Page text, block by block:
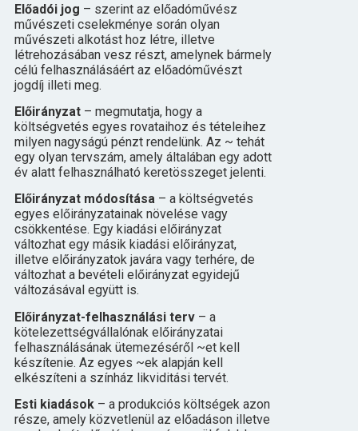
Előadói jog – szerint az előadóművész
művészeti cselekménye során olyan
művészeti alkotást hoz létre, illetve
létrehozásában vesz részt, amelynek bármely
célú felhasználásáért az előadóművészt
jogdíj illeti meg.
Előirányzat – megmutatja, hogy a
költségvetés egyes rovataihoz és tételeihez
milyen nagyságú pénzt rendelünk. Az ~ tehát
egy olyan tervszám, amely általában egy adott
év alatt felhasználható keretösszeget jelenti.
Előirányzat módosítása – a költségvetés
egyes előirányzatainak növelése vagy
csökkentése. Egy kiadási előirányzat
változhat egy másik kiadási előirányzat,
illetve előirányzatok javára vagy terhére, de
változhat a bevételi előirányzat egyidejű
változásával együtt is.
Előirányzat-felhasználási terv – a
kötelezettségvállalónak előirányzatai
felhasználásának ütemezéséről ~et kell
készítenie. Az egyes ~ek alapján kell
elkészíteni a színház likviditási tervét.
Esti kiadások– a produkciós költségek azon
része, amely közvetlenül az előadáson illetve